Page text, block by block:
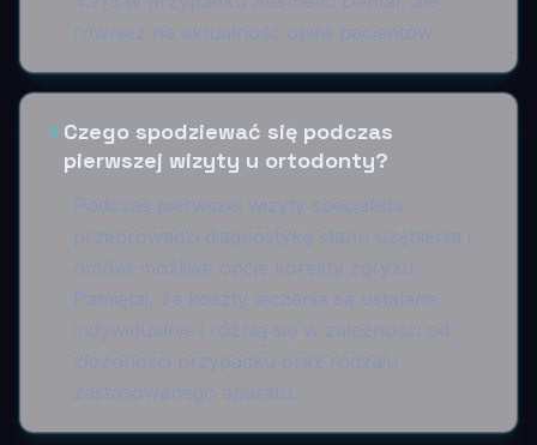
Czego spodziewać się podczas
pierwszej wizyty u ortodonty?